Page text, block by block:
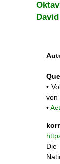
David
•
von
•
Die